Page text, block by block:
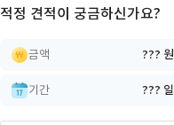
적정 견적이 궁금하신가요?
금액 ??? 원
기간 ??? 일